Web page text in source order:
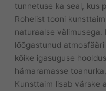
tunnetuse ka seal, kus
Rohelist tooni
naturaalse välimusega.
lõõgastunud
kõike igasuguse
hämaramasse
Kunsttaim lisab värske